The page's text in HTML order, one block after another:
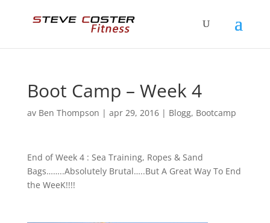
Boot Camp – Week 4
av Ben Thompson | apr 29, 2016| Blogg, Bootcamp
End of Week 4 : Sea Training, Ropes & Sand
Bags……..Absolutely Brutal…..But A Great Way To End
the WeeK!!!!